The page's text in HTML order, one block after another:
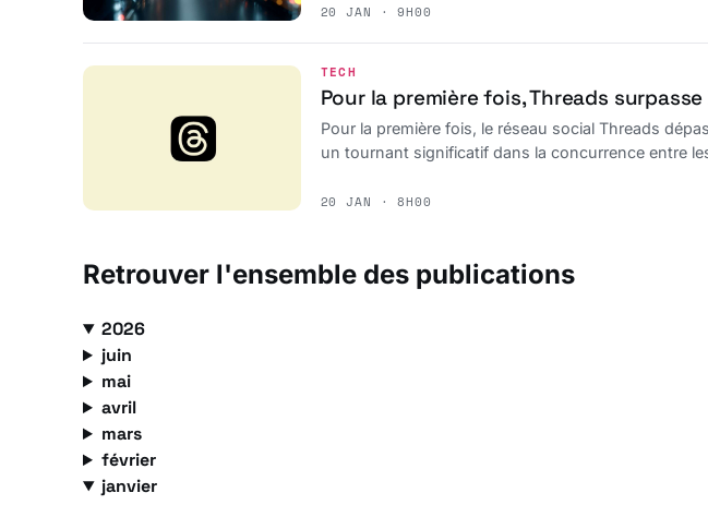
20 JAN · 9H00
TECH
Pour la première fois, Threads
Pour la première fois, le réseau social Threads
un tournant significatif dans la concurrence entre
20 JAN · 8H00
Retrouver l'ensemble des publications
2026
juin
mai
avril
mars
février
janvier